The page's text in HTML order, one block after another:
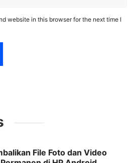
website in this browser for the next time I
File Foto dan Video